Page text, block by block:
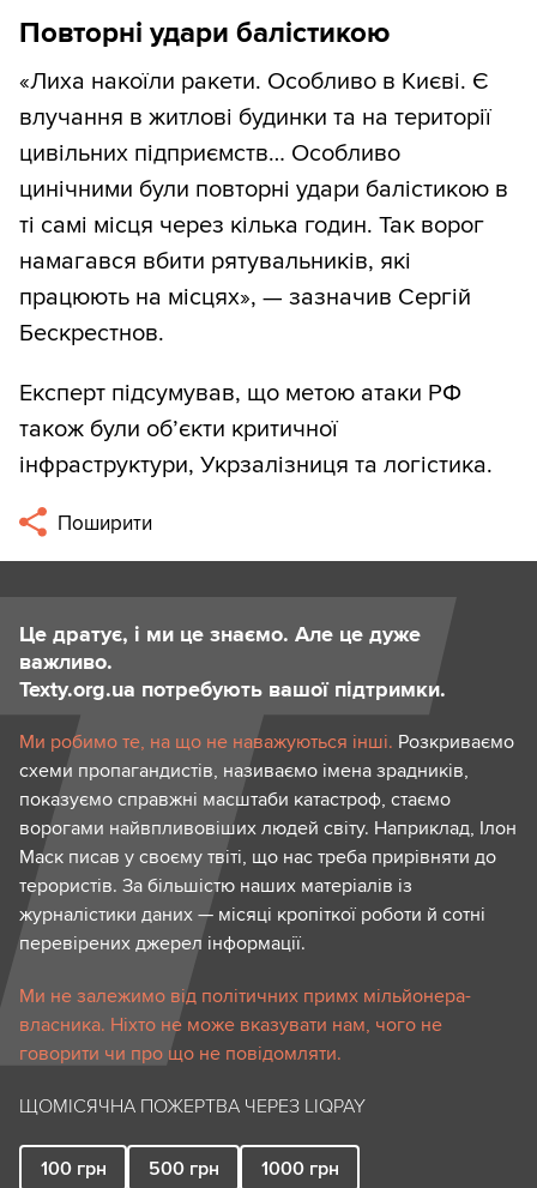
Повторні удари балістикою
«Лиха накоїли ракети. Особливо в Києві. Є
влучання в житлові будинки та на території
цивільних підприємств… Особливо
цинічними були повторні удари балістикою в
ті самі місця через кілька годин. Так ворог
намагався вбити рятувальників, які
працюють на місцях», — зазначив Сергій
Бескрестнов.
Експерт підсумував, що метою атаки РФ
також були об’єкти критичної
інфраструктури, Укрзалізниця та логістика.
Поширити
Це дратує, і ми це знаємо. Але це дуже
важливо.
Texty.org.ua потребують вашої підтримки.
Ми робимо те, на що не наважуються інші. Розкриваємо
схеми пропагандистів, називаємо імена зрадників,
показуємо справжні масштаби катастроф, стаємо
ворогами найвпливовіших людей світу. Наприклад, Ілон
Маск писав у своєму твіті, що нас треба прирівняти до
терористів. За більшістю наших матеріалів із
журналістики даних — місяці кропіткої роботи й сотні
перевірених джерел інформації.
Ми не залежимо від політичних примх мільйонера-
власника. Ніхто не може вказувати нам, чого не
говорити чи про що не повідомляти.
ЩОМІСЯЧНА ПОЖЕРТВА ЧЕРЕЗ LIQPAY
100 грн 500 грн 1000 грн